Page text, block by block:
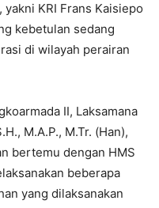
KRI Frans Kaisiepo
kebetulan sedang
di wilayah perairan
II, Laksamana
M.A.P., M.Tr. (Han),
bertemu dengan HMS
beberapa
yang dilaksanakan